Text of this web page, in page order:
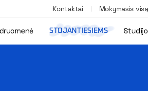
Kontaktai Mokymasis
STOJANTIESIEMS
VGTU komanda